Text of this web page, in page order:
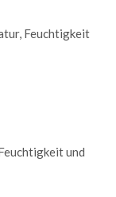
Feuchtigkeit
und